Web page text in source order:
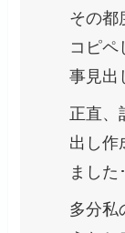
その都
コピペ
事見出
正直、
出し作
ました
多分私